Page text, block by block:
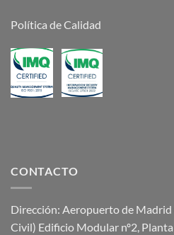
Política de Calidad
CONTACTO
Dirección: Aeropuerto de
Civil) Edificio Modular nº2,